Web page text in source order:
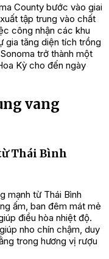
County bước vào giai
tập trung vào chất
công nhận các khu
gia tăng diện tích trồng
trở thành một
Kỳ cho đến ngày
vang
Thái Bình
mạnh từ Thái Bình
ấm, ban đêm mát mẻ
điều hòa nhiệt độ.
nho chín chậm, duy
trong hương vị rượu